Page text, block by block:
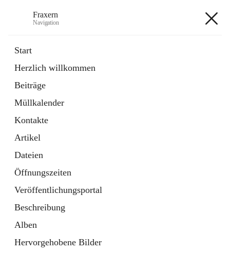
Fraxern
Navigation
Start
Herzlich willkommen
Beiträge
Müllkalender
Kontakte
Artikel
Dateien
Öffnungszeiten
Veröffentlichungsportal
Beschreibung
Alben
Hervorgehobene Bilder
Ordner
in
Tab
Formulare
Artikel
öffnet
in
neuem
Tab